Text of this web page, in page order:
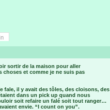
sortir de la maison pour aller
choses et comme je ne suis pas
fale, il y avait des tôles, des cloisons, des
dans un pick up quand nous
soit refaire un falé soit tout ranger…
envie. “I count on you”.